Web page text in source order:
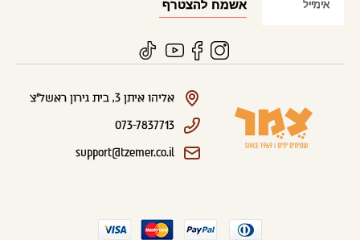
אליהו איתן 3, בית גירון ראשל"צ
073-7837713
support@tzemer.co.il